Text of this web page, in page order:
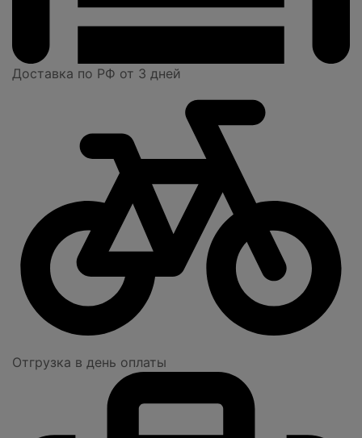
Доставка по РФ от 3 дней
Отгрузка в день оплаты